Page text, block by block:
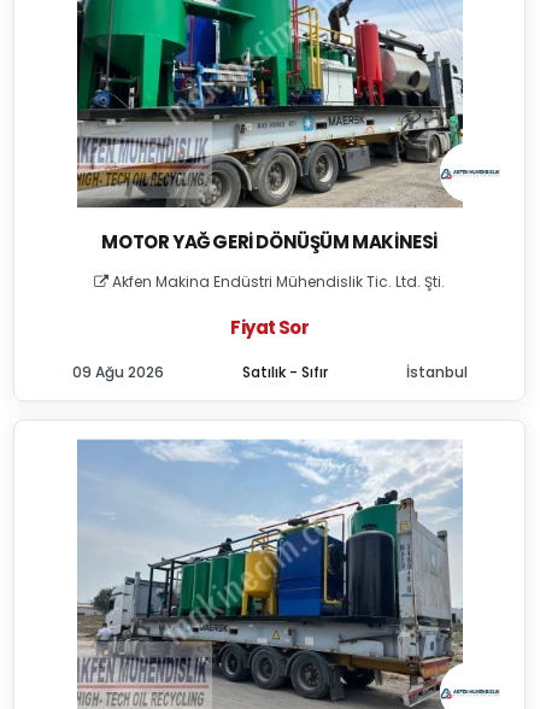
MOTOR YAĞ GERI DÖNÜŞÜM MAKINESI
Akfen Makina Endüstri Mühendislik Tic. Ltd. Şti.
Fiyat Sor
Satılık - Sıfır
09 Ağu 2026 İstanbul